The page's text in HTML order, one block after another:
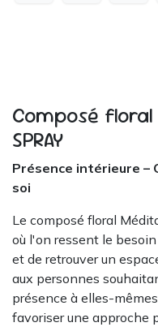
Composé floral
SPRAY
Présence intérieure –
soi
Le composé floral
où l'on ressent le
et de retrouver un
aux personnes
présence à elles-
favoriser une approche